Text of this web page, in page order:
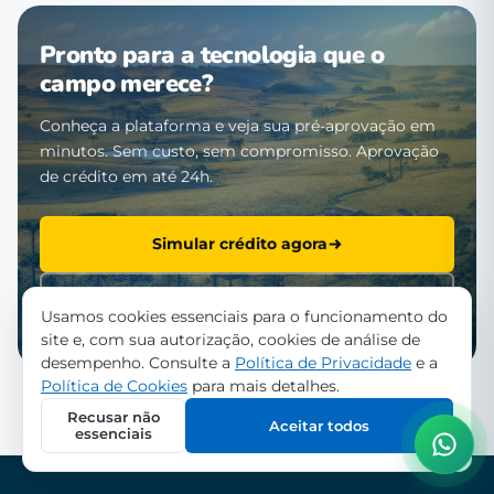
Pronto para a tecnologia que o
campo merece?
Conheça a plataforma e veja sua pré-aprovação em
minutos. Sem custo, sem compromisso. Aprovação
de crédito em até 24h.
Simular crédito agora
Usamos cookies essenciais para o funcionamento do
site e, com sua autorização, cookies de análise de
desempenho. Consulte a Política de Privacidade e a
Política de Cookies para mais detalhes.
Recusar não
essenciais
Aceitar todos